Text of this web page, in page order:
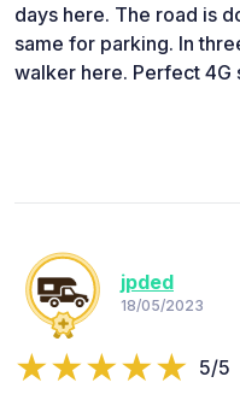
days here. The road is
same for parking. In
walker here. Perfect 4G
jpded
18/05/2023
5/5